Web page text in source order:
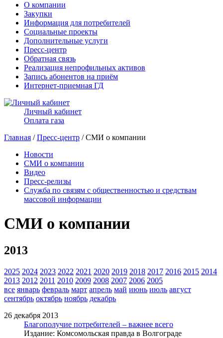
О компании
Закупки
Информация для потребителей
Социальные проекты
Дополнительные услуги
Пресс-центр
Обратная связь
Реализация непрофильных активов
Запись абонентов на приём
Интернет-приемная ГД
Личный кабинет
Оплата газа
Главная /Пресс-центр / СМИ о компании
Новости
СМИ о компании
Видео
Пресс-релизы
Служба по связям с общественностью и средствам
массовой информации
СМИ о компании
2013
2025 2024 2023 2022 2021 2020 2019 2018 2017 2016 2015 2014
2013 2012 2011 2010 2009 2008 2007 2006 2005
все январь февраль март апрель май июнь июль август
сентябрь октябрь ноябрь декабрь
26 декабря 2013
Благополучие потребителей – важнее всего
Издание: Комсомольская правда в Волгограде